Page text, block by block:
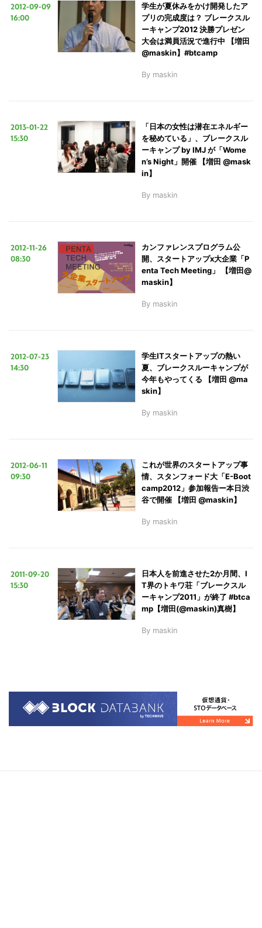
2012-09-09
16:00
学生が夏休みをかけ開発したア
プリの完成度は？ ブレークスル
ーキャンプ2012 決勝プレゼン
大会は満員活況で進行中 【増田
@maskin】#btcamp
By maskin
2013-01-22
15:30
「日本の女性は潜在エネルギー
を秘めている」、ブレークスル
ーキャンプ by IMJ が「Wome
n’s Night」開催 【増田 @mask
in】
By maskin
2012-11-26
08:30
カンファレンスプログラム公
開、スタートアップx大企業「P
enta Tech Meeting」 【増田@
maskin】
By maskin
2012-07-23
14:30
学生ITスタートアップの熱い
夏、ブレークスルーキャンプが
今年もやってくる 【増田 @ma
skin】
By maskin
2012-06-11
09:30
これが世界のスタートアップ事
情、スタンフォード大「E-Boot
camp2012」参加報告ー本日渋
谷で開催 【増田 @maskin】
By maskin
2011-09-20
15:30
日本人を前進させた2か月間、I
T界のトキワ荘「ブレークスル
ーキャンプ2011」が終了 #btca
mp【増田(@maskin)真樹】
By maskin